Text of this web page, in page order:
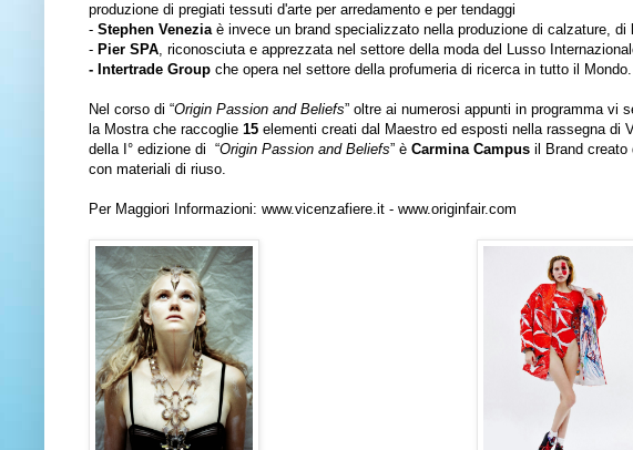
produzione di pregiati tessuti d'arte per arredamento e per tendaggi
- Stephen Veneziaè invece un brand specializzato nella produzione di calzature,
- Pier SPA, riconosciuta e apprezzata nel settore della moda del Lusso
- Intertrade Group che opera nel settore della profumeria di ricerca in tutto il Mondo.
Nel corso di “Origin Passion and Beliefs” oltre ai numerosi appunti in programma vi
la Mostra che raccoglie 15 elementi creati dal Maestro ed esposti nella rassegna di
della I° edizione di “Origin Passion and Beliefs” è Carmina Campus il Brand creato
con materiali di riuso.
Per Maggiori Informazioni: www.vicenzafiere.it - www.originfair.com